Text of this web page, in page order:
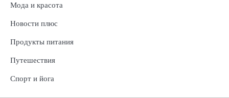
Мода и красота
Новости плюс
Продукты питания
Путешествия
Спорт и йога